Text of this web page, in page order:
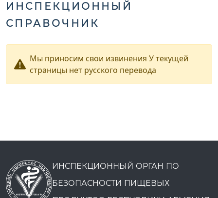
ИНСПЕКЦИОННЫЙ
СПРАВОЧНИК
Мы приносим свои извинения У текущей
страницы нет русского перевода
ИНСПЕКЦИОННЫЙ ОРГАН ПО
БЕЗОПАСНОСТИ ПИЩЕВЫХ